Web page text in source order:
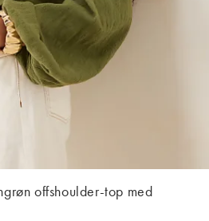
offshoulder-top med